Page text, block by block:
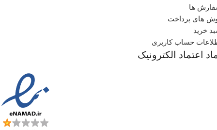
ها
های پرداخت
خرید
حساب کاربری
اعتماد الکترونیک